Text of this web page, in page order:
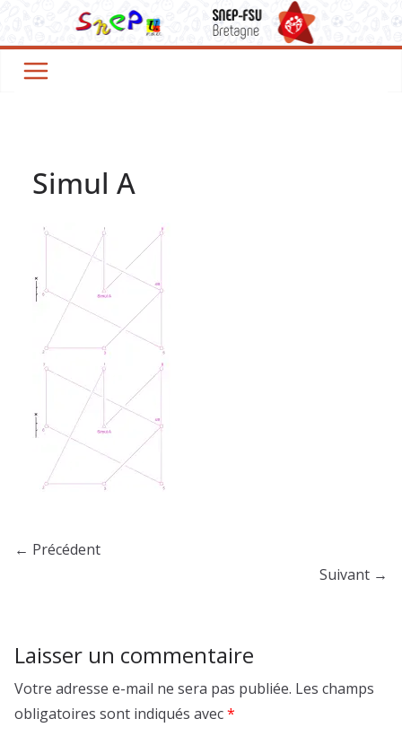
contenu
Simul A
← Précédent
Suivant →
Laisser un commentaire
Votre adresse e-mail ne sera pas publiée. Les champs
obligatoires sont indiqués avec*